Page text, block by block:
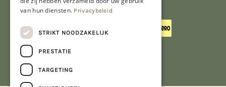
website webmix
van hun diensten. Privacybeleid
STRIKT NOODZAKELIJK
PRESTATIE
TARGETING